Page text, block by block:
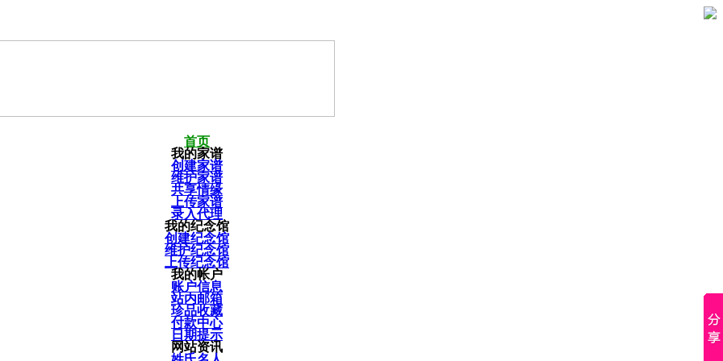
首页
我的家谱
创建家谱
维护家谱
共享情缘
上传家谱
录入代理
我的纪念馆
创建纪念馆
维护纪念馆
上传纪念馆
我的帐户
账户信息
站内邮箱
珍品收藏
付款中心
日期提示
网站资讯